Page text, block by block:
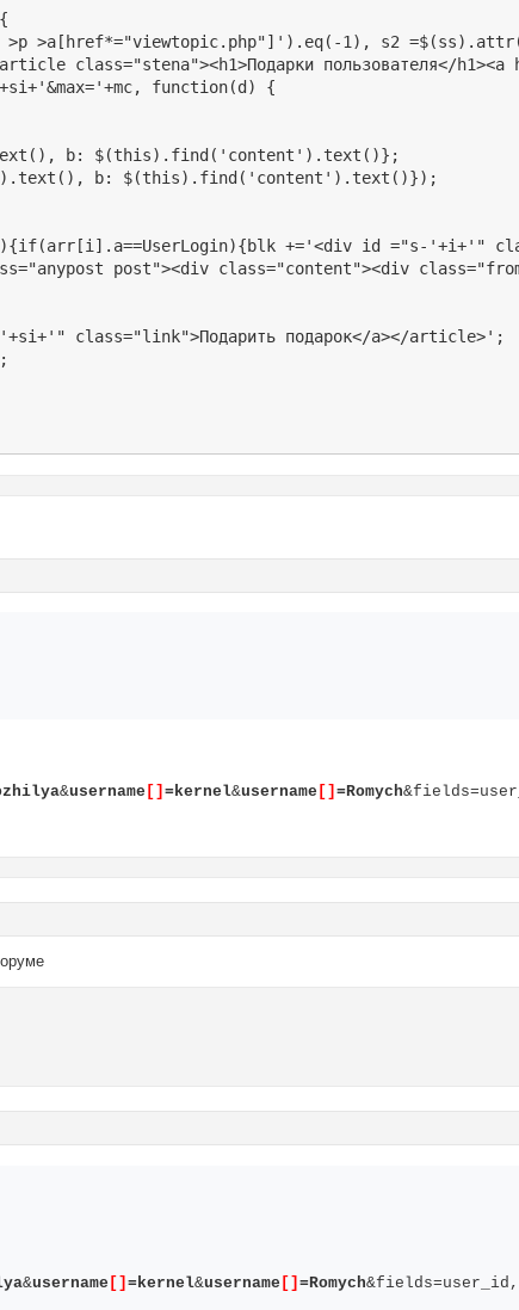
>p >a[href*="viewtopic.php"]').eq(-1), s2
пользователя</
function(d) {
b: $(this).find('content').text()};
b: $(this).find('content').text()});
+='<div id ="s-'+i+'"
post"><div class="content"><div
class="link">Подарить подарок</a></article>';
&username []=kernel&username []=Romych
&username []=kernel&username []=Romych